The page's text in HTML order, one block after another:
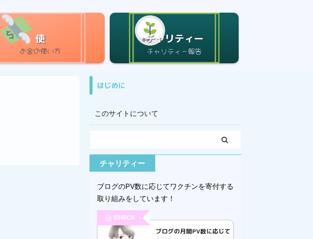
使 チャリティー
はじめに
このサイトについて
チャリティー
ブログのPV数に応じてワクチンを寄付する
取り組みをしています！
CHECK
ブログの月間PV数に応じて